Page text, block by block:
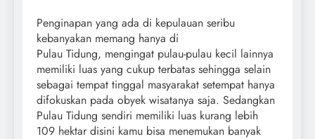
Penginapan yang ada di kepulauan seribu
kebanyakan memang hanya di
Pulau Tidung, mengingat pulau-pulau kecil lainnya
memiliki luas yang cukup terbatas sehingga selain
sebagai tempat tinggal masyarakat setempat hanya
difokuskan pada obyek wisatanya saja. Sedangkan
Pulau Tidung sendiri memiliki luas kurang lebih
109 hektar disini kamu bisa menemukan banyak